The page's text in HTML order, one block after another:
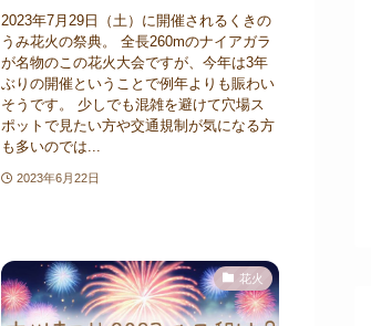
2023年7月29日（土）に開催されるくきの
うみ花火の祭典。 全長260mのナイアガラ
が名物のこの花火大会ですが、今年は3年
ぶりの開催ということで例年よりも賑わい
そうです。 少しでも混雑を避けて穴場ス
ポットで見たい方や交通規制が気になる方
も多いのでは...
2023年6月22日
花火